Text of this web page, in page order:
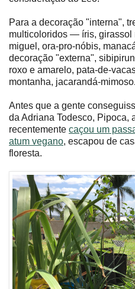
Para a decoração "interna",
multicoloridos — íris, girassol
miguel, ora-pro-nóbis,
decoração "externa",
roxo e amarelo, pata-de-
montanha, jacarandá-mimoso.
Antes que a gente
da Adriana Todesco, Pipoca,
recentemente caçou um
atum vegano, escapou de
floresta.